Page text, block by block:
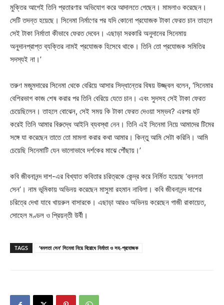
মুক্তির আগেই তিনি প্রতারণার অভিযোগ করে আদালতে গেছেন। মামলাও করেছেন।
সেটি তদন্ত হয়েছে। সিনেমা নির্মাণের পর যদি কোনো প্রযোজক টাকা ফেরত চান তাহলে
সেই টাকা নির্মাতা কীভাবে ফেরত দেবেন। এছাড়া সরকারি অনুদানের সিনেমায়
অনুদানপ্রাপ্ত ব্যক্তির নামই প্রযোজক হিসেবে থাকে। তিনি তো প্রযোজক সমিতির
সদস্যই না।’
তরুণ মজুমদারের সিনেমা থেকে বেরিয়ে আসার সিদ্ধান্তের বিষয় উজ্জ্বল বলেন, ‘সিনেমার
বেশিরভাগ কাজ শেষ করার পর তিনি বেরিয়ে যেতে চান। এবং সুদসহ সেই টাকা ফেরত
চেয়েছিলেন। তাহলে বোঝেন, সেই সময় কি টাকা ফেরত দেওয়া সম্ভব? এরপর হুট
করেই তিনি আমার বিরুদ্ধে আইনি ব্যবস্থা নেন। তিনি এই সিনেমা নিয়ে আমাদের টিমের
সঙ্গে যা করেছেন তাতে তো মামলা করার কথা আমার। কিন্তু আমি সেটা করিনি। আমি
চেয়েছি সিনেমাটি যেন ভালোভাবে দর্শকের মাঝে পৌঁছায়।’
কবি জীবনানন্দ দাশ-এর বিখ্যাত কবিতার চরিত্রকে কেন্দ্র করে নির্মিত হয়েছে ‘বনলতা
সেন’। নাম ভূমিকায় অভিনয় করেছেন মাসুমা রহমান নাবিলা। কবি জীবনানন্দ দাশের
চরিত্রে দেখা যাবে খায়রুল বাসারকে। এছাড়া আরও অভিনয় করেছেন গাজী রাকায়েত,
সোহেল মণ্ডল ও প্রিয়ন্তী উর্বী।
TAGS ‘বনলতা সেন’ সিনেমা নিয়ে বিরোধে নির্মাতা ও সহ-প্রযোজক